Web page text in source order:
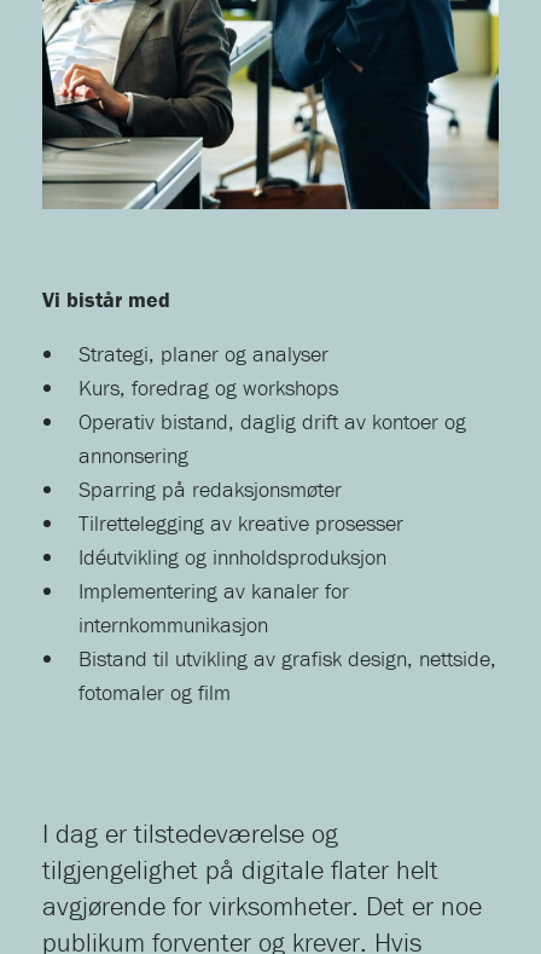
Vi bistår med
Strategi, planer og analyser
Kurs, foredrag og workshops
Operativ bistand, daglig drift av kontoer og
annonsering
Sparring på redaksjonsmøter
Tilrettelegging av kreative prosesser
Idéutvikling og innholdsproduksjon
Implementering av kanaler for
internkommunikasjon
Bistand til utvikling av grafisk design, nettside,
fotomaler og film
I dag er tilstedeværelse og
tilgjengelighet på digitale flater helt
avgjørende for virksomheter. Det er noe
publikum forventer og krever. Hvis